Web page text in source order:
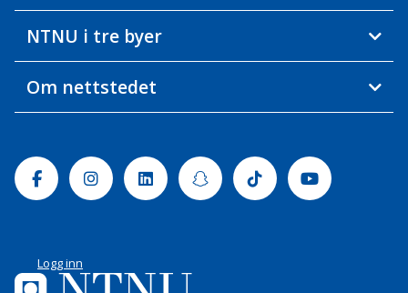
NTNU i tre byer
Om nettstedet
FacebookInstagramLinkedinSnapchatTiktok Youtube
Logg inn